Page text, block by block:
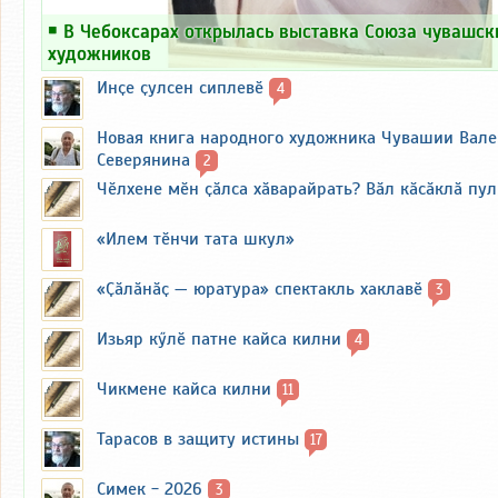
￭ В Чебоксарах открылась выставка Союза
художников
Инҫе ҫулсен сиплевӗ 4
Новая книга народного художника Чувашии
Северянина
2
Чӗлхене мӗн ҫӑлса хӑварайрать? Вӑл кӑсӑклӑ
«Илем тӗнчи тата шкул»
«Ҫӑлӑнӑҫ — юратура» спектакль хаклавӗ 3
Изьяр кӳлӗ патне кайса килни 4
Чикмене кайса килни 11
Тарасов в защиту истины 17
Симек - 2026 3